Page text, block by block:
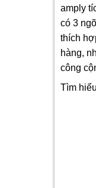
amply
có 3
thích
hàng,
công
Tìm